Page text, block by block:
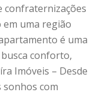
confraternizações
em uma região
é uma
conforto,
Imóveis – Desde
sonhos com